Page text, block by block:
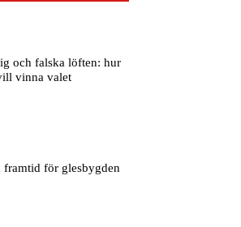
och falska löften: hur
vinna valet
framtid för glesbygden